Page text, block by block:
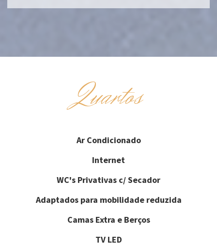
Quartos
Ar Condicionado
Internet
WC's Privativas c/ Secador
Adaptados para mobilidade reduzida
Camas Extra e Berços
TV LED